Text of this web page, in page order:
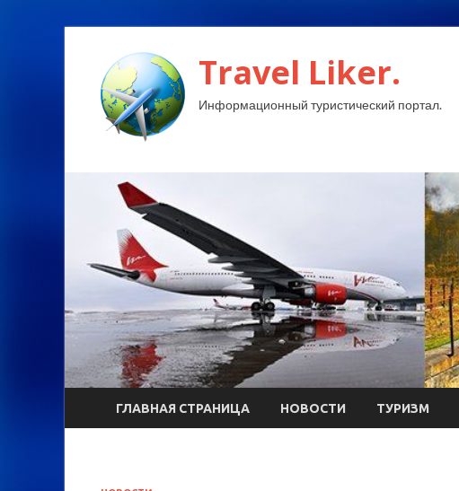
Travel Liker.
Информационный туристический портал.
ГЛАВНАЯ СТРАНИЦА НОВОСТИ ТУРИЗМ